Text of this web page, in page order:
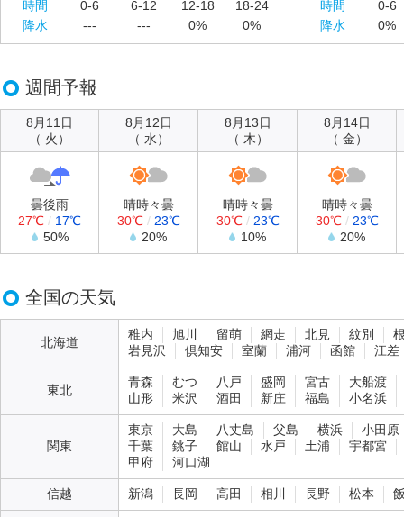
時間
0-6 6-12 12-18
18-24
降水
--- --- 0% 0%
時間
0-6
降水
0%
週間予報
8月11日
（ 火）
8月12日
（ 水）
8月13日
（ 木）
8月14日
（ 金）
曇後雨
27℃ / 17℃
50%
晴時々曇
30℃/ 23℃
20%
晴時々曇
30℃/ 23℃
10%
晴時々曇
30℃/ 23℃
20%
全国の天気
北海道
稚内 旭川 留萌 網走 北見 紋別
岩見沢
倶知安 室蘭 浦河 函館 江差
東北
青森 むつ 八戸 盛岡 宮古
大船渡
山形
米沢 酒田 新庄 福島 小名浜
関東
東京 大島 八丈島 父島 横浜
小田原
千葉
銚子 館山 水戸 土浦
宇都宮
甲府
河口湖
信越 新潟 長岡 高田 相川 長野 松本